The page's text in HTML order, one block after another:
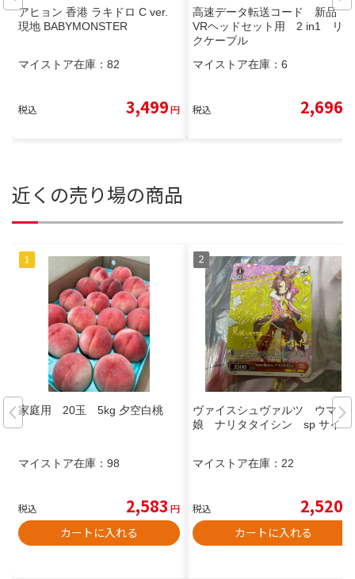
アヒョン 香港 ラキドロ C ver.
現地 BABYMONSTER
マイストア在庫： 82
税込 3,499円
高速データ転送コード 新品
VRヘッドセット用 2 in1 リン
クケーブル
マイストア在庫： 6
税込 2,696
近くの売り場の商品
家庭用 20玉 5kg 夕空白桃
マイストア在庫： 98
税込 2,583 円
カートに入れる
ヴァイスシュヴァルツ ウマ
娘 ナリタタイシン sp サイン
マイストア在庫： 22
税込 2,520
カートに入れる